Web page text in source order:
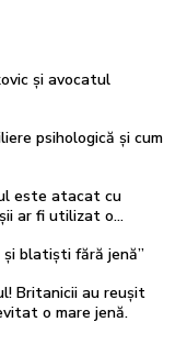
și avocatul
psihologică și cum
este atacat cu
ar fi utilizat o…
și blatiști fără jenă”
Britanicii au reușit
o mare jenă.